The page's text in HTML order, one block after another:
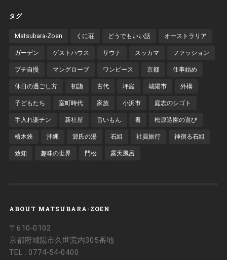
タグ
Matsubara-Zoen くに荘 どうでもいい話 オーストラリア
ガーデン ゲストハウス サウナ スッカマ ファッション
プチ自慢 マングローブ ワンピース 京都 仕事始め
休日の過ごし方 初詣 古代 坪庭 城陽市 外構
子どもたち 室町時代 家族 小浜市 庭志のシゴト
手入れ楽チン 新社屋 旨いもん 書 松原造園の遊び
植木鋏 沖縄 源氏の湯 石組 社員旅行 神宿る石組
致知 趣味の世界 門松 露天風呂
ABOUT MATSUBARA-ZOEN
〒610‐0102
京都府城陽市久世荒内305番地
TEL : 0774‐54‐0400